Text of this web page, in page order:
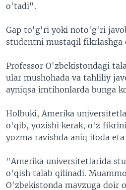
o'tadi".
Gap to'g'ri yoki noto'g'ri
studentni mustaqil fikrlashga
Professor O'zbekistondagi
ular mushohada va tahliliy
ayniqsa imtihonlarda bunga
Holbuki, Amerika
o'qib, yozishi kerak, o'z
yozma ravishda aniq ifoda
"Amerika universitetlarida
o'qish talab qilinadi.
O'zbekistonda mavzuga doir